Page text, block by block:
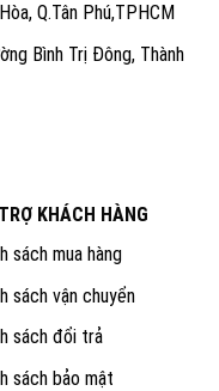
Q.Tân Phú,TPHCM
Bình Trị Đông, Thành
KHÁCH HÀNG
sách mua hàng
sách vận chuyển
sách đổi trả
sách bảo mật